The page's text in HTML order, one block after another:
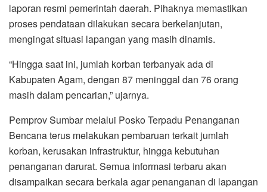
laporan resmi pemerintah daerah. Pihaknya memastikan
proses pendataan dilakukan secara berkelanjutan,
mengingat situasi lapangan yang masih dinamis.
“Hingga saat ini, jumlah korban terbanyak ada di
Kabupaten Agam, dengan 87 meninggal dan 76 orang
masih dalam pencarian,” ujarnya.
Pemprov Sumbar melalui Posko Terpadu Penanganan
Bencana terus melakukan pembaruan terkait jumlah
korban, kerusakan infrastruktur, hingga kebutuhan
penanganan darurat. Semua informasi terbaru akan
disampaikan secara berkala agar penanganan di lapangan